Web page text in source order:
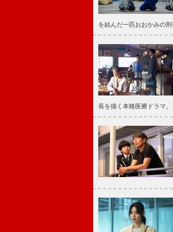
を結んだ一匹おおかみの
長を描く本格医療ドラマ